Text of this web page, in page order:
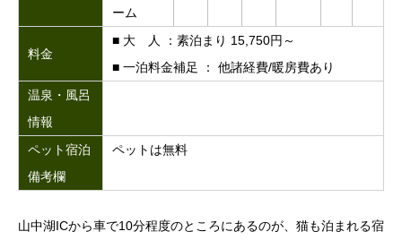
ーム
料金
■ 大 人 ：素泊まり 15,750円～
■ 一泊料金補足 ： 他諸経費/暖房費あり
温泉・風呂
情報
ペット宿泊
備考欄
ペットは無料
山中湖ICから車で10分程度のところにあるのが、猫も泊まれる宿